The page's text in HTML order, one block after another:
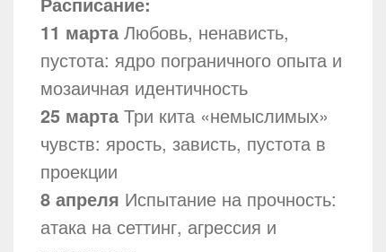
11 мартаЛюбовь, ненависть,
пустота: ядро пограничного опыта и
мозаичная идентичность
25 мартаТри кита «немыслимых»
чувств: ярость, зависть, пустота в
проекции
8 апреля Испытание на прочность:
атака на сеттинг, агрессия и